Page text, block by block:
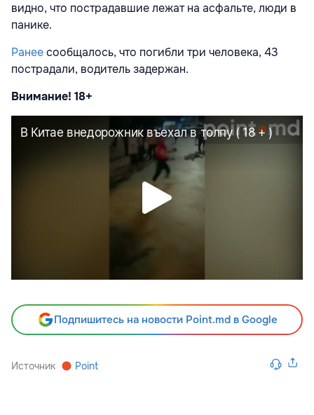
видно, что пострадавшие лежат на асфальте, люди в
панике.
Ранеесообщалось, что погибли три человека, 43
пострадали, водитель задержан.
Внимание! 18+
Подпишитесь на новости Point.md в Google
Источник Point